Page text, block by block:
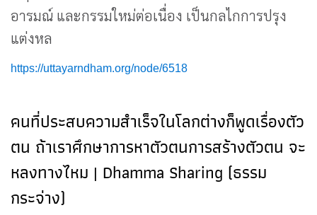
อารมณ์ และกรรมใหม่ต่อเนื่อง เป็นกลไกการปรุง
แต่งหล
https://uttayarndham.org/node/6518
คนที่ประสบความสำเร็จในโลกต่างก็พูดเรื่องตัว
ตน ถ้าเราศึกษาการหาตัวตนการสร้างตัวตน จะ
หลงทางไหม | Dhamma Sharing (ธรรม
กระจ่าง)